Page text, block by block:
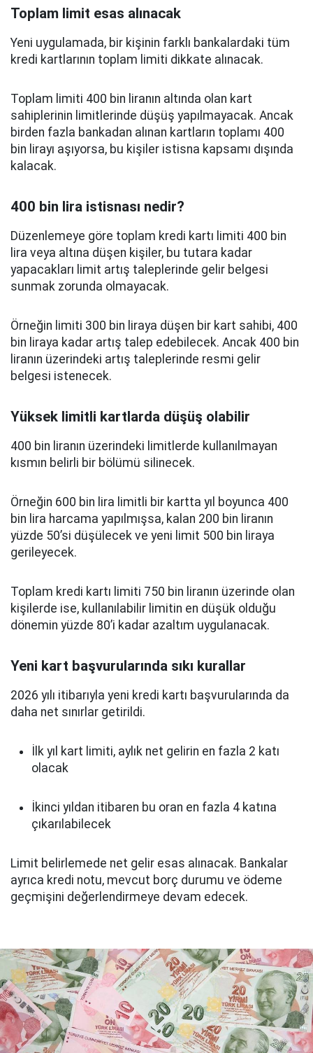
Toplam limit esas alınacak
Yeni uygulamada, bir kişinin farklı bankalardaki tüm
kredi kartlarının toplam limiti dikkate alınacak.
Toplam limiti 400 bin liranın altında olan kart
sahiplerinin limitlerinde düşüş yapılmayacak. Ancak
birden fazla bankadan alınan kartların toplamı 400
bin lirayı aşıyorsa, bu kişiler istisna kapsamı dışında
kalacak.
400 bin lira istisnası nedir?
Düzenlemeye göre toplam kredi kartı limiti 400 bin
lira veya altına düşen kişiler, bu tutara kadar
yapacakları limit artış taleplerinde gelir belgesi
sunmak zorunda olmayacak.
Örneğin limiti 300 bin liraya düşen bir kart sahibi, 400
bin liraya kadar artış talep edebilecek. Ancak 400 bin
liranın üzerindeki artış taleplerinde resmi gelir
belgesi istenecek.
Yüksek limitli kartlarda düşüş olabilir
400 bin liranın üzerindeki limitlerde kullanılmayan
kısmın belirli bir bölümü silinecek.
Örneğin 600 bin lira limitli bir kartta yıl boyunca 400
bin lira harcama yapılmışsa, kalan 200 bin liranın
yüzde 50’si düşülecek ve yeni limit 500 bin liraya
gerileyecek.
Toplam kredi kartı limiti 750 bin liranın üzerinde olan
kişilerde ise, kullanılabilir limitin en düşük olduğu
dönemin yüzde 80’i kadar azaltım uygulanacak.
Yeni kart başvurularında sıkı kurallar
2026 yılı itibarıyla yeni kredi kartı başvurularında da
daha net sınırlar getirildi.
İlk yıl kart limiti, aylık net gelirin en fazla 2 katı
olacak
İkinci yıldan itibaren bu oran en fazla 4 katına
çıkarılabilecek
Limit belirlemede net gelir esas alınacak. Bankalar
ayrıca kredi notu, mevcut borç durumu ve ödeme
geçmişini değerlendirmeye devam edecek.